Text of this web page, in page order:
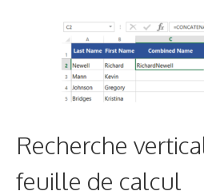
Recherche
feuille de calcul